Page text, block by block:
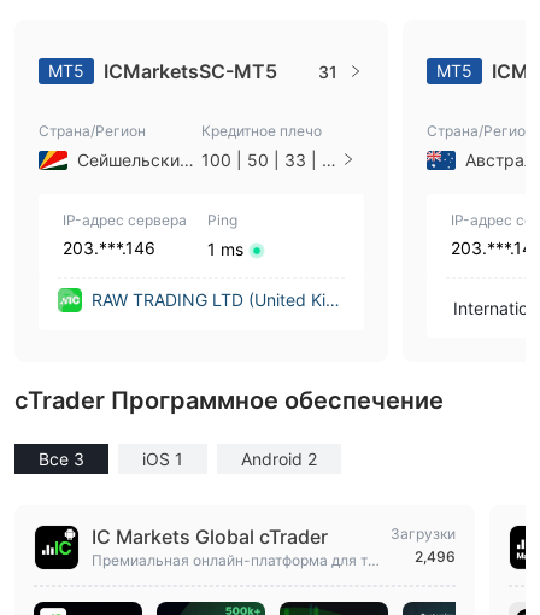
MT5 ICMarketsSC-MT5 31
Страна/Регион
Сейшельские острова
Кредитное плечо
100 | 50 | 33 | 2
IP-адрес сервера
203.***.146
Ping
1 ms
RAW TRADING LTD (United Kin
MT5
Страна/Регион
IP-адрес
cTrader Программное обеспечение
Все 3 iOS 1 Android 2
IC Markets Global cTrader
Премиальная онлайн-платформа для то
Загрузки
2,496